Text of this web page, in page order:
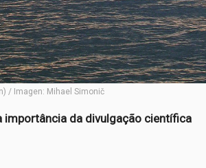
/ Imagen: Mihael Simonič
importância da divulgação científica